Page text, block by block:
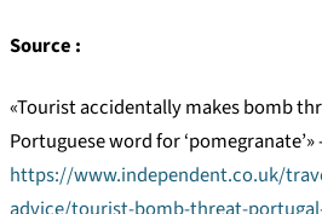
Source :
«Tourist accidentally makes bomb
Portuguese word for ‘pomegranate’»
https://www.independent.co.uk/